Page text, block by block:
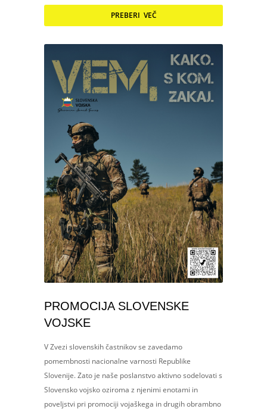
PREBERI VEČ
PROMOCIJA SLOVENSKE
VOJSKE
V Zvezi slovenskih častnikov se zavedamo
pomembnosti nacionalne varnosti Republike
Slovenije. Zato je naše poslanstvo aktivno sodelovati s
Slovensko vojsko oziroma z njenimi enotami in
poveljstvi pri promociji vojaškega in drugih obrambno